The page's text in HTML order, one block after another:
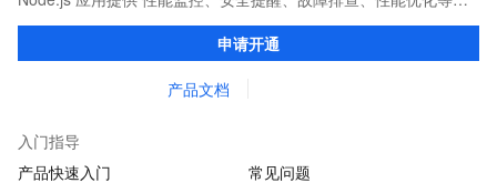
务的整体性解决方案。提供完善的工具链和服务，协助客户主动、
申请开通
产品文档
入门指导
产品快速入门
常见问题